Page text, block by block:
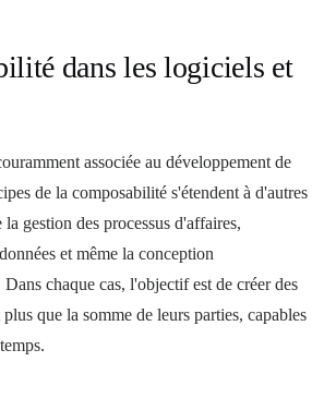
dans les logiciels et
associée au développement de
de la composabilité s'étendent à d'autres
la gestion des processus d'affaires,
et même la conception
chaque cas, l'objectif est de créer des
que la somme de leurs parties, capables